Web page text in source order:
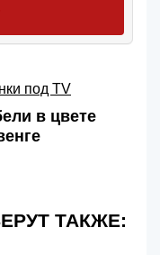
под TV
в цвете
ТАКЖЕ: